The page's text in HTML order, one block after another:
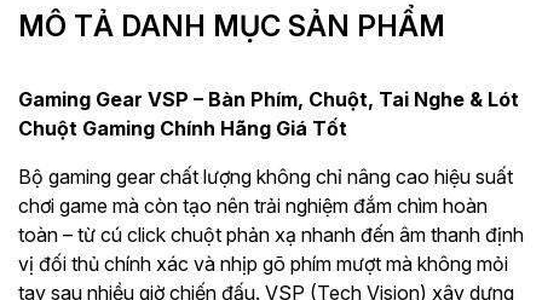
MÔ TẢ DANH MỤC SẢN PHẨM
Gaming Gear VSP – Bàn Phím, Chuột, Tai Nghe & Lót
Chuột Gaming Chính Hãng Giá Tốt
Bộ gaming gear chất lượng không chỉ nâng cao hiệu suất
chơi game mà còn tạo nên trải nghiệm đắm chìm hoàn
toàn – từ cú click chuột phản xạ nhanh đến âm thanh định
vị đối thủ chính xác và nhịp gõ phím mượt mà không mỏi
tay sau nhiều giờ chiến đấu. VSP (Tech Vision) xây dựng